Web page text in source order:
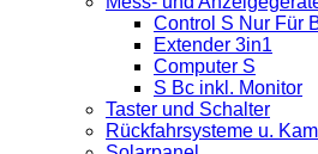
Control S Nur Für
Extender 3in1
Computer S
S Bc inkl. Monitor
Taster und Schalter
Rückfahrsysteme u.